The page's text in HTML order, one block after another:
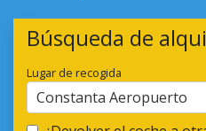
Búsqueda de
Lugar de recogida
Constanta Aeropuerto